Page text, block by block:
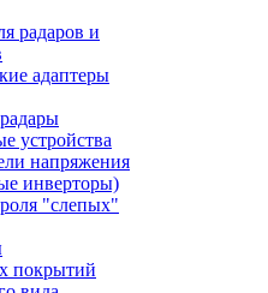
радаров и
адаптеры
устройства
напряжения
инверторы)
"слепых"
покрытий